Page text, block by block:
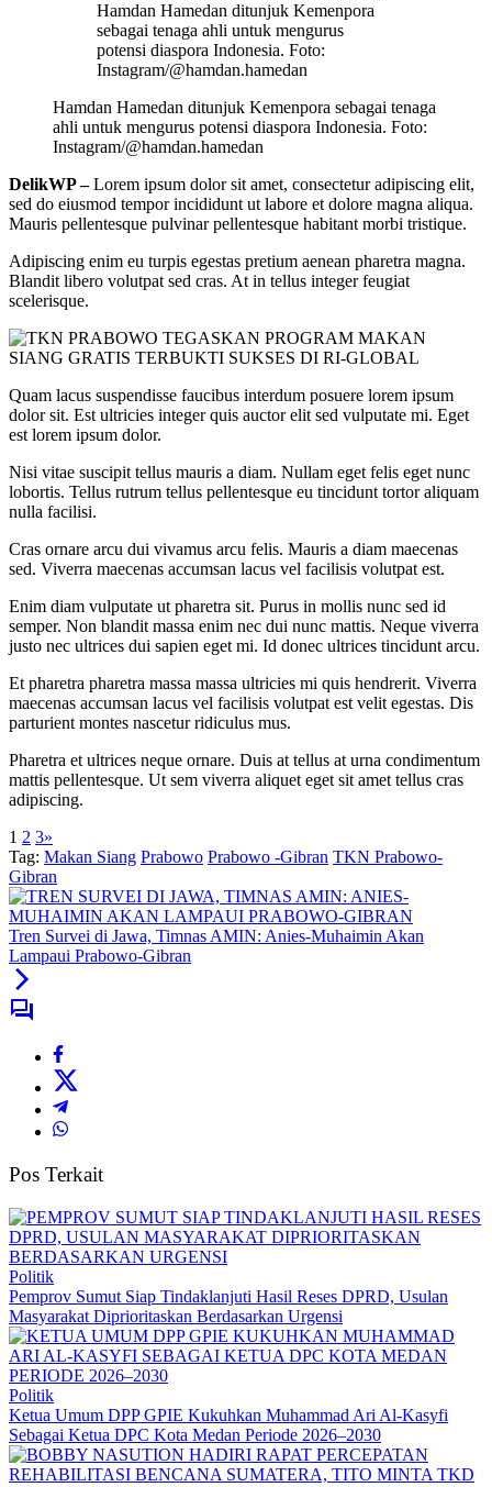
Hamdan Hamedan ditunjuk Kemenpora
sebagai tenaga ahli untuk mengurus
potensi diaspora Indonesia. Foto:
Instagram/@hamdan.hamedan
Hamdan Hamedan ditunjuk Kemenpora sebagai tenaga
ahli untuk mengurus potensi diaspora Indonesia. Foto:
Instagram/@hamdan.hamedan
DelikWP–Lorem ipsum dolor sit amet, consectetur adipiscing elit,
sed do eiusmod tempor incididunt ut labore et dolore magna aliqua.
Mauris pellentesque pulvinar pellentesque habitant morbi tristique.
Adipiscing enim eu turpis egestas pretium aenean pharetra magna.
Blandit libero volutpat sed cras. At in tellus integer feugiat
scelerisque.
Quam lacus suspendisse faucibus interdum posuere lorem ipsum
dolor sit. Est ultricies integer quis auctor elit sed vulputate mi. Eget
est lorem ipsum dolor.
Nisi vitae suscipit tellus mauris a diam. Nullam eget felis eget nunc
lobortis. Tellus rutrum tellus pellentesque eu tincidunt tortor aliquam
nulla facilisi.
Cras ornare arcu dui vivamus arcu felis. Mauris a diam maecenas
sed. Viverra maecenas accumsan lacus vel facilisis volutpat est.
Enim diam vulputate ut pharetra sit. Purus in mollis nunc sed id
semper. Non blandit massa enim nec dui nunc mattis. Neque viverra
justo nec ultrices dui sapien eget mi. Id donec ultrices tincidunt arcu.
Et pharetra pharetra massa massa ultricies mi quis hendrerit. Viverra
maecenas accumsan lacus vel facilisis volutpat est velit egestas. Dis
parturient montes nascetur ridiculus mus.
Pharetra et ultrices neque ornare. Duis at tellus at urna condimentum
mattis pellentesque. Ut sem viverra aliquet eget sit amet tellus cras
adipiscing.
1 2 3»
Tag: Makan Siang Prabowo Prabowo -Gibran TKN Prabowo-
Gibran
Tren Survei di Jawa, Timnas AMIN: Anies-Muhaimin Akan
Lampaui Prabowo-Gibran
Pos Terkait
Politik
Pemprov Sumut Siap Tindaklanjuti Hasil Reses DPRD, Usulan
Masyarakat Diprioritaskan Berdasarkan Urgensi
Politik
Ketua Umum DPP GPIE Kukuhkan Muhammad Ari Al-Kasyfi
Sebagai Ketua DPC Kota Medan Periode 2026–2030